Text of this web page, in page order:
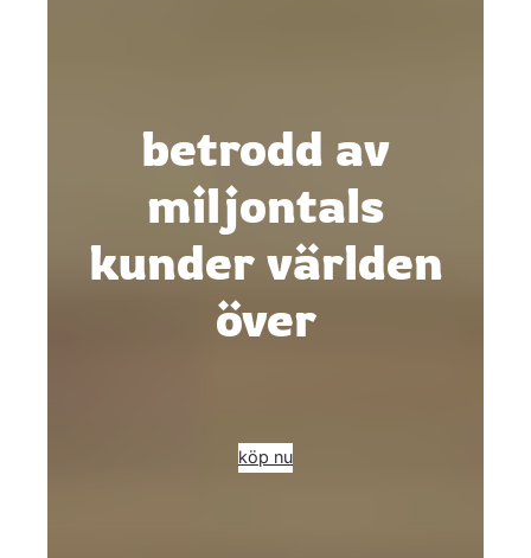
betrodd av
miljontals
kunder världen
över
köp nu